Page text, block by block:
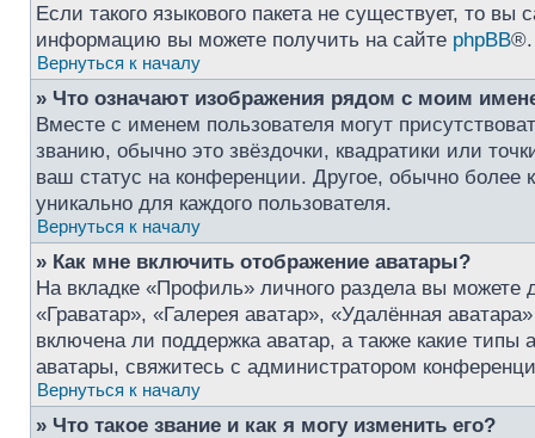
Если такого языкового пакета не существует, то
информацию вы можете получить на сайте phpBB®.
Вернуться к началу
» Что означают изображения рядом с моим
Вместе с именем пользователя могут
званию, обычно это звёздочки, квадратики или
ваш статус на конференции. Другое, обычно более
уникально для каждого пользователя.
Вернуться к началу
» Как мне включить отображение аватары?
На вкладке «Профиль» личного раздела вы можете
«Граватар», «Галерея аватар», «Удалённая
включена ли поддержка аватар, а также какие
аватары, свяжитесь с администратором
Вернуться к началу
» Что такое звание и как я могу изменить его?